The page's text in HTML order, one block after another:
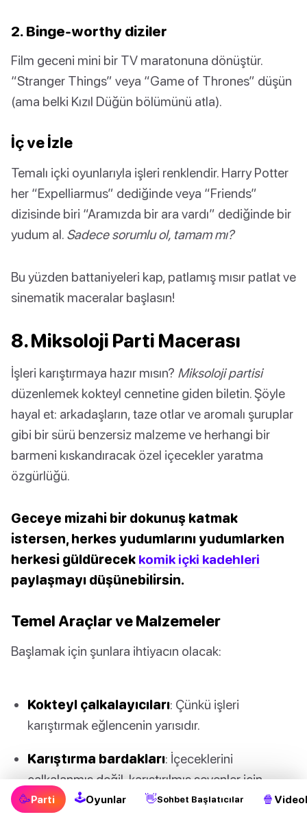
2. Binge-worthy diziler
Film geceni mini bir TV maratonuna dönüştür.
“Stranger Things” veya “Game of Thrones” düşün
(ama belki Kızıl Düğün bölümünü atla).
İç ve İzle
Temalı içki oyunlarıyla işleri renklendir. Harry Potter
her “Expelliarmus” dediğinde veya “Friends”
dizisinde biri “Aramızda bir ara vardı” dediğinde bir
yudum al. Sadece sorumlu ol, tamam mı?
Bu yüzden battaniyeleri kap, patlamış mısır patlat ve
sinematik maceralar başlasın!
8. Miksoloji Parti Macerası
İşleri karıştırmaya hazır mısın? Miksoloji partisi
düzenlemek kokteyl cennetine giden biletin. Şöyle
hayal et: arkadaşların, taze otlar ve aromalı şuruplar
gibi bir sürü benzersiz malzeme ve herhangi bir
barmeni kıskandıracak özel içecekler yaratma
özgürlüğü.
Geceye mizahi bir dokunuş katmak
istersen, herkes yudumlarını yudumlarken
herkesi güldürecek komik içki kadehleri
paylaşmayı düşünebilirsin.
Temel Araçlar ve Malzemeler
Başlamak için şunlara ihtiyacın olacak:
Kokteyl çalkalayıcıları: Çünkü işleri
karıştırmak eğlencenin yarısıdır.
Karıştırma bardakları: İçeceklerini
çalkalanmış değil, karıştırılmış sevenler için.
Ölçü kapları
🥳Parti 🕹Oyunlar 👋Sohbet Başlatıcılar 🍿